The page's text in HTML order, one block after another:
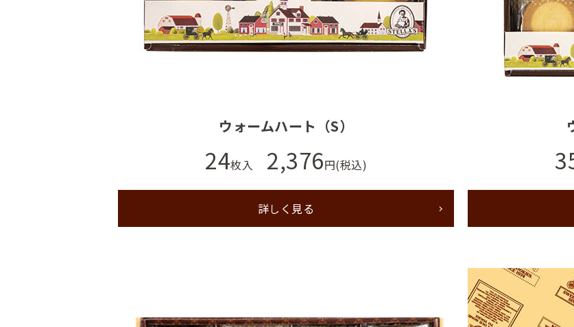
ウォームハート（S）
24枚入 2,376円(税込)
詳しく見る